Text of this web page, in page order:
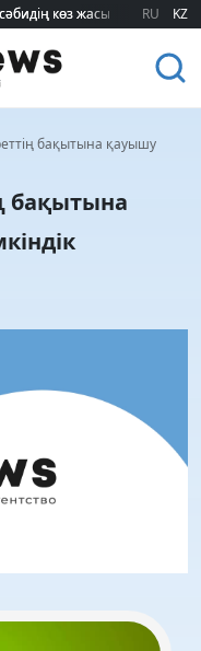
көз жасы:
көз жасы: RU KZ
бақытына қауышу
бақытына